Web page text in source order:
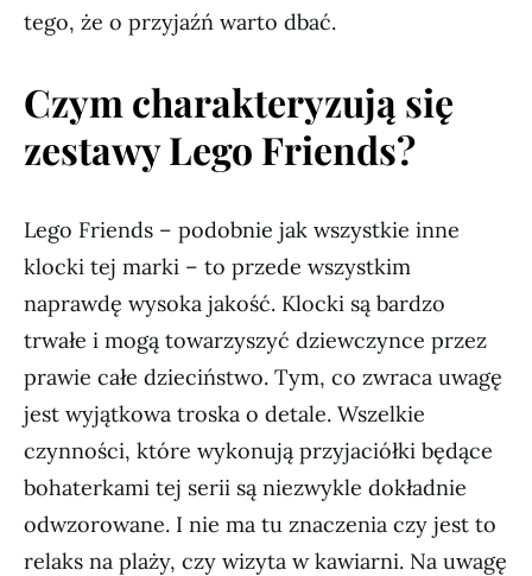
tego, że o przyjaźń warto dbać.
Czym charakteryzują się
zestawy Lego Friends?
Lego Friends – podobnie jak wszystkie inne
klocki tej marki – to przede wszystkim
naprawdę wysoka jakość. Klocki są bardzo
trwałe i mogą towarzyszyć dziewczynce przez
prawie całe dzieciństwo. Tym, co zwraca uwagę
jest wyjątkowa troska o detale. Wszelkie
czynności, które wykonują przyjaciółki będące
bohaterkami tej serii są niezwykle dokładnie
odwzorowane. I nie ma tu znaczenia czy jest to
relaks na plaży, czy wizyta w kawiarni. Na uwagę